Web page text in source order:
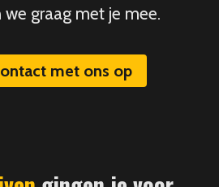
we graag met je mee.
met ons op